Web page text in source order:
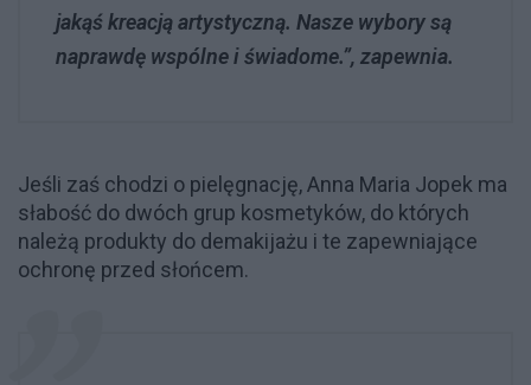
jakąś kreacją artystyczną. Nasze wybory są
naprawdę wspólne i świadome.”, zapewnia.
Jeśli zaś chodzi o pielęgnację, Anna Maria Jopek ma
słabość do dwóch grup kosmetyków, do których
należą produkty do demakijażu i te zapewniające
ochronę przed słońcem.